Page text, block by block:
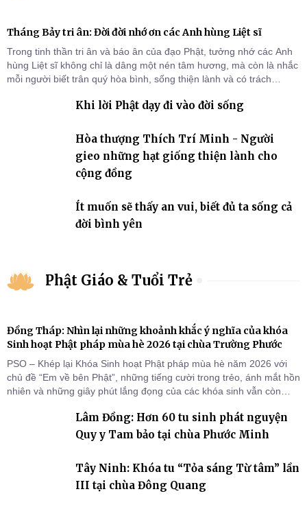
Tháng Bảy tri ân: Đời đời nhớ ơn các Anh hùng Liệt sĩ
Trong tinh thần tri ân và báo ân của đạo Phật, tưởng nhớ các Anh
hùng Liệt sĩ không chỉ là dâng một nén tâm hương, mà còn là nhắc
mỗi người biết trân quý hòa bình, sống thiện lành và có trách
Khi lời Phật dạy đi vào đời sống
Hòa thượng Thích Trí Minh - Người
gieo những hạt giống thiện lành cho
cộng đồng
Ít muốn sẽ thấy an vui, biết đủ ta sống cả
đời bình yên
Phật Giáo & Tuổi Trẻ
Đồng Tháp: Nhìn lại những khoảnh khắc ý nghĩa của khóa
Sinh hoạt Phật pháp mùa hè 2026 tại chùa Trường Phước
PSO – Khép lại Khóa Sinh hoạt Phật pháp mùa hè năm 2026 với
chủ đề “Em về bên Phật”, những tiếng cười trong trẻo, ánh mắt hồn
nhiên và những giây phút lắng đọng của các khóa sinh vẫn còn
Tháp). Những tuần tu học ngắn ngủi nhưng đã trở thành hành
trang quý báu, gieo những hạt giống thiện l
Lâm Đồng: Hơn 60 tu sinh phát nguyện
Quy y Tam bảo tại chùa Phước Minh
Tây Ninh: Khóa tu “Tỏa sáng Từ tâm” lần
III tại chùa Đông Quang